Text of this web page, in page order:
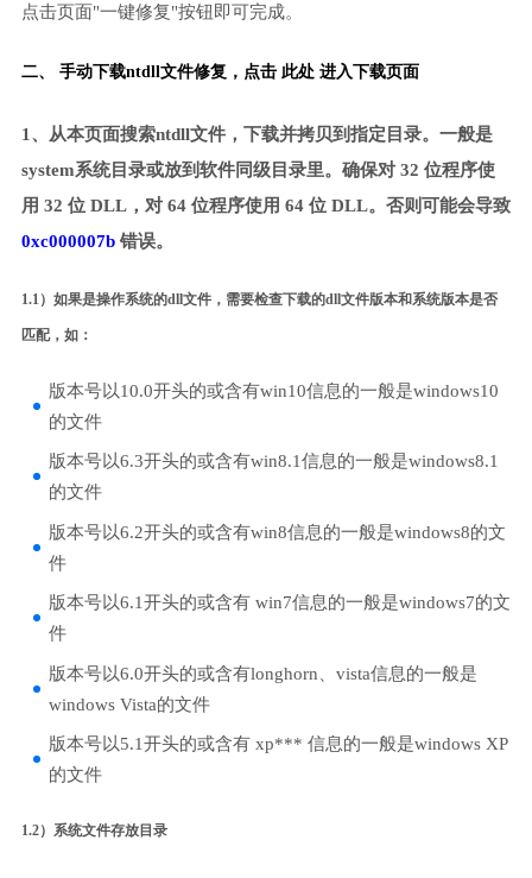
点击页面"一键修复"按钮即可完成。
二、 手动下载ntdll文件修复， 点击 此处 进入下载页面
1、从本页面搜索ntdll文件，下载并拷贝到指定目录。一般是
system系统目录或放到软件同级目录里。确保对 32 位程序使
用 32 位 DLL，对 64 位程序使用 64 位 DLL。否则可能会导致
0xc000007b错误。
1.1）如果是操作系统的dll文件，需要检查下载的dll文件版本和系统版本是否
匹配，如：
版本号以10.0开头的或含有win10信息的一般是windows10
的文件
版本号以6.3开头的或含有win8.1信息的一般是windows8.1
的文件
版本号以6.2开头的或含有win8信息的一般是windows8的文
件
版本号以6.1开头的或含有 win7信息的一般是windows7的文
件
版本号以6.0开头的或含有longhorn、vista信息的一般是
windows Vista的文件
版本号以5.1开头的或含有 xp*** 信息的一般是windows XP
的文件
1.2）系统文件存放目录